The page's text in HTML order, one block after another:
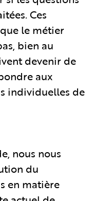
Ces
le métier
bien au
devenir de
aux
individuelles de
nous nous
du
en matière